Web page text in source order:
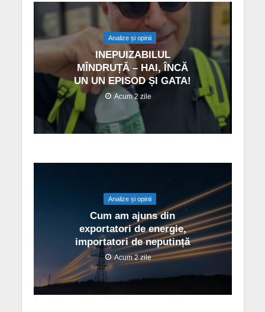
Analize și opinii
INEPUIZABILUL
MÎNDRUȚĂ – HAI, ÎNCĂ
UN UN EPISOD ȘI GATA!
Acum 2 zile
Analize și opinii
Cum am ajuns din
exportatori de energie,
importatori de neputință
Acum 2 zile